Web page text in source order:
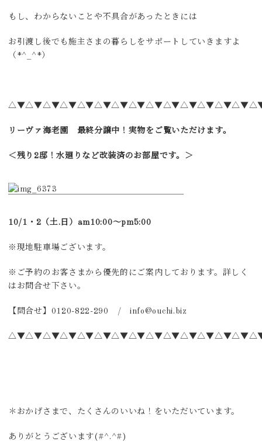
もし、わからないことや不具合があったときには
お引渡し後でも施主さまの暮らしをサポートしていきますよ
（*^_^*）
リーヴァ海老園 最終分譲中！実物をご覧いただけます。
＜残り2邸！水廻りなど改装済のお部屋です。＞
10/1・2（土.日）am10:00～pm5:00
※現地駐車場ございます。
※ご予約のお客さまから優先的にご案内しております。詳しく
はお問合せ下さい。
【問合せ】0120-822-290 / info@ouchi.biz
＊おかげさまで、たくさんのいいね！をいただいています。
ありがとうございます(#^.^#)